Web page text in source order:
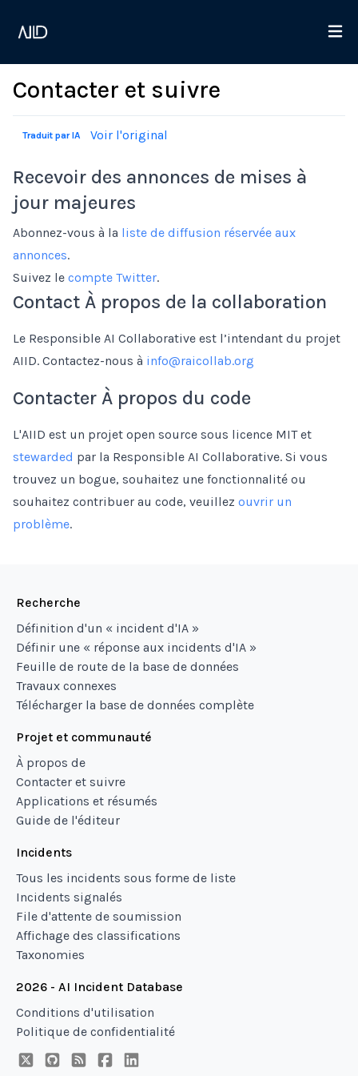
Contacter et suivre
Traduit par IA Voir l'original
Recevoir des annonces de mises à
jour majeures
Abonnez-vous à la liste de diffusion réservée aux
annonces.
Suivez le compte Twitter.
Contact À propos de la collaboration
Le Responsible AI Collaborative est l’intendant du projet
AIID. Contactez-nous à info@raicollab.org
Contacter À propos du code
L'AIID est un projet open source sous licence MIT et
stewarded par la Responsible AI Collaborative. Si vous
trouvez un bogue, souhaitez une fonctionnalité ou
souhaitez contribuer au code, veuillez ouvrir un
problème.
Recherche
Définition d'un « incident d'IA »
Définir une « réponse aux incidents d'IA »
Feuille de route de la base de données
Travaux connexes
Télécharger la base de données complète
Projet et communauté
À propos de
Contacter et suivre
Applications et résumés
Guide de l'éditeur
Incidents
Tous les incidents sous forme de liste
Incidents signalés
File d'attente de soumission
Affichage des classifications
Taxonomies
2026 - AI Incident Database
Conditions d'utilisation
Politique de confidentialité